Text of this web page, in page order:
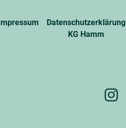
Datenschutzerklärung
KG Hamm